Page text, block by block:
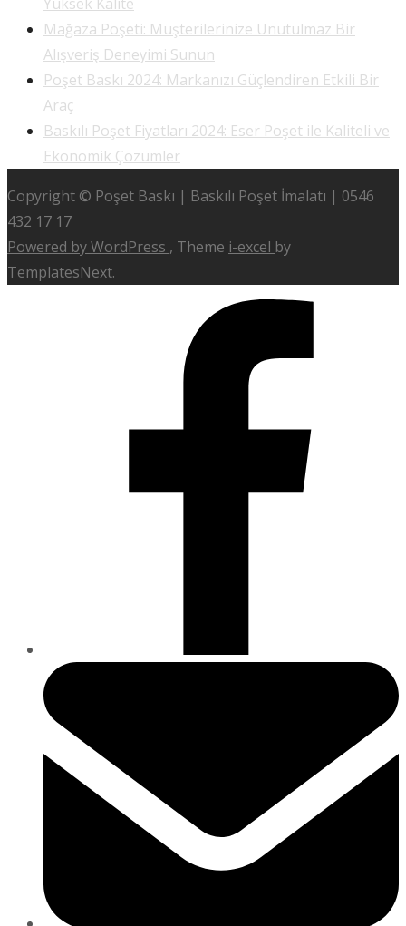
Mağaza Poşeti: Müşterilerinize Unutulmaz Bir
Alışveriş Deneyimi Sunun
Poşet Baskı 2024: Markanızı Güçlendiren Etkili Bir
Araç
Baskılı Poşet Fiyatları 2024: Eser Poşet ile Kaliteli ve
Ekonomik Çözümler
Copyright © Poşet Baskı | Baskılı Poşet İmalatı | 0546
432 17 17
Powered by WordPress , Theme i-excel by
TemplatesNext.